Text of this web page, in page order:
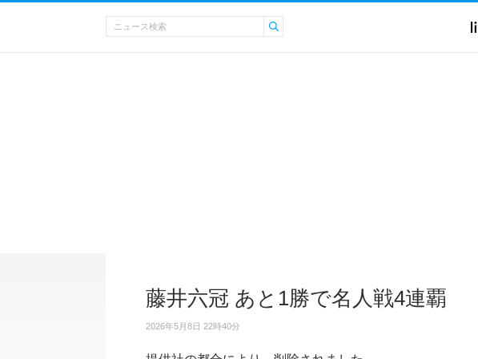
藤井六冠 あと1勝で名人戦4連覇
2026年5月8日 22時40分